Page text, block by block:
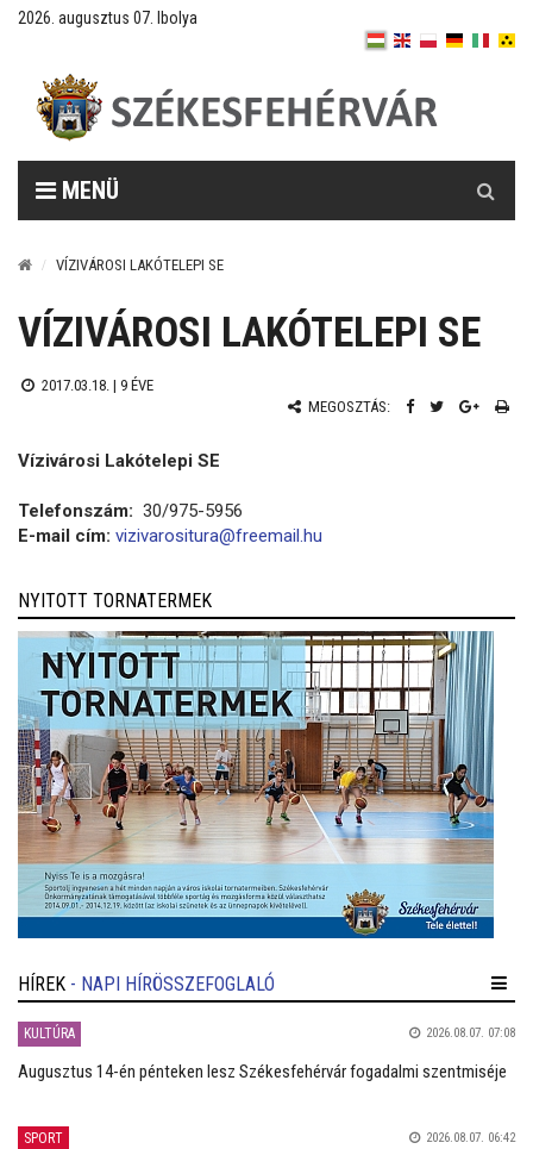
2026. augusztus 07. Ibolya
MENÜ
VÍZIVÁROSI LAKÓTELEPI SE
VÍZIVÁROSI LAKÓTELEPI SE
2017.03.18. | 9 ÉVE
MEGOSZTÁS:
Vízivárosi Lakótelepi SE
Telefonszám: 30/975-5956
E-mail cím: vizivarositura@freemail.hu
NYITOTT TORNATERMEK
HÍREK - NAPI HÍRÖSSZEFOGLALÓ
KULTÚRA 2026.08.07. 07:08
Augusztus 14-én pénteken lesz Székesfehérvár fogadalmi szentmiséje
SPORT 2026.08.07. 06:42